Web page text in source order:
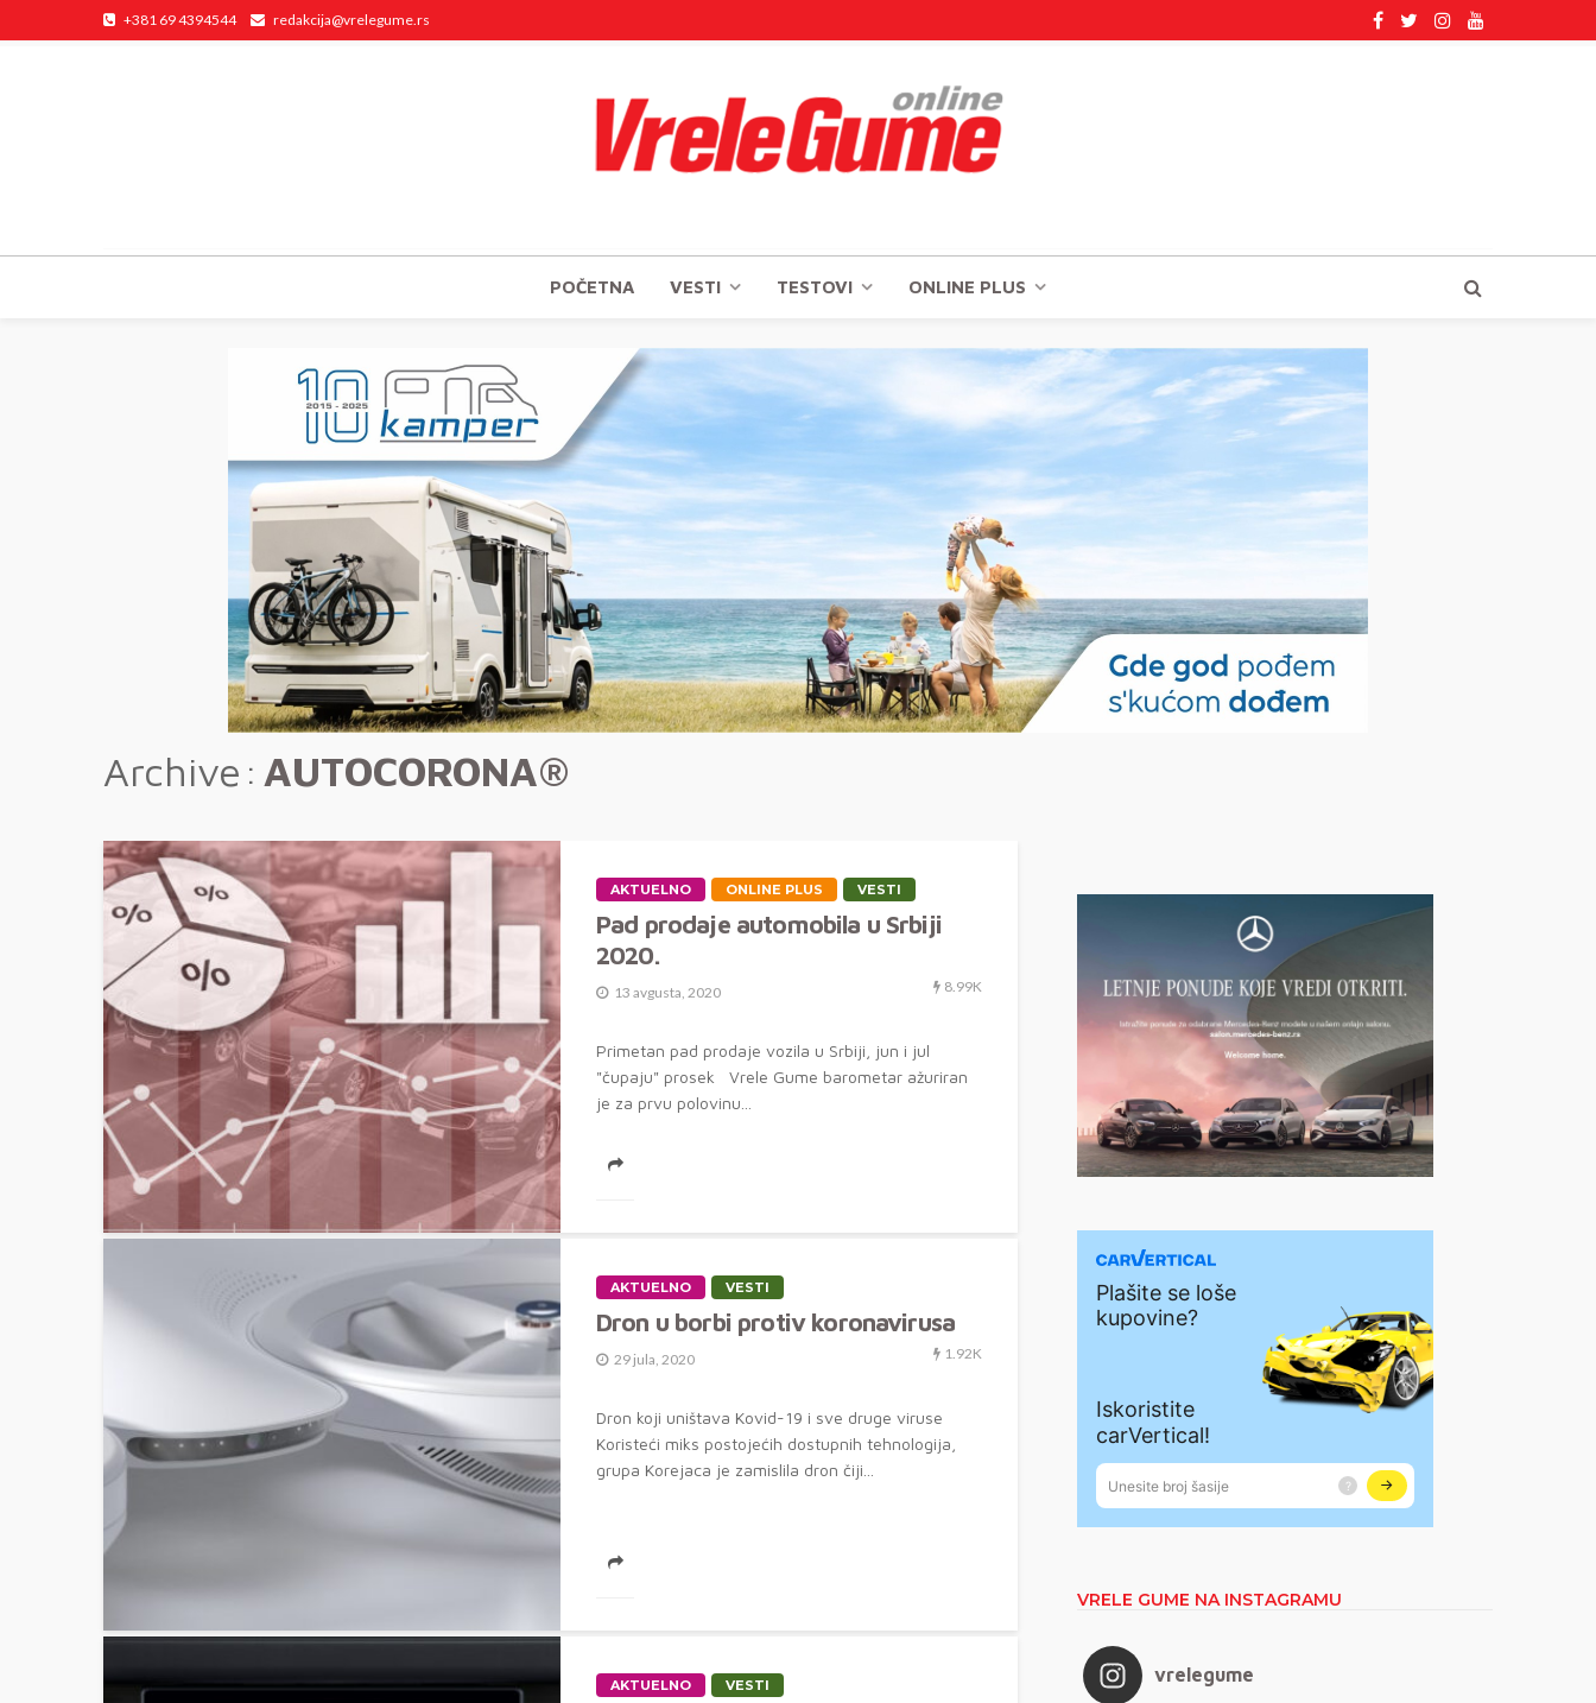
+381 69 4394544 redakcija@vrelegume.rs
POČETNA VESTI TESTOVI ONLINE PLUS
Archive AUTOCORONA®
AKTUELNO ONLINE PLUS VESTI
Pad prodaje automobila u Srbiji
2020.
13 avgusta, 2020 8.99K
Primetan pad prodaje vozila u Srbiji, jun i jul
"čupaju" prosek Vrele Gume barometar ažuriran
je za prvu polovinu...
AKTUELNO VESTI
Dron u borbi protiv koronavirusa
29 jula, 2020 1.92K
Dron koji uništava Kovid-19 i sve druge viruse
Koristeći miks postojećih dostupnih tehnologija,
grupa Korejaca je zamislila dron čiji...
AKTUELNO VESTI
VRELE GUME NA INSTAGRAMU
vrelegume